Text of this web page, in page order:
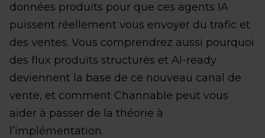
données produits pour que ces agents IA
puissent réellement vous envoyer du trafic et
des ventes. Vous comprendrez aussi pourquoi
des flux produits structurés et AI-ready
deviennent la base de ce nouveau canal de
vente, et comment Channable peut vous
aider à passer de la théorie à
l’implémentation.